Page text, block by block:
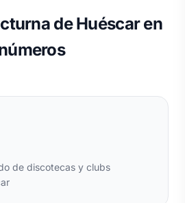
de Huéscar en
de discotecas y clubs